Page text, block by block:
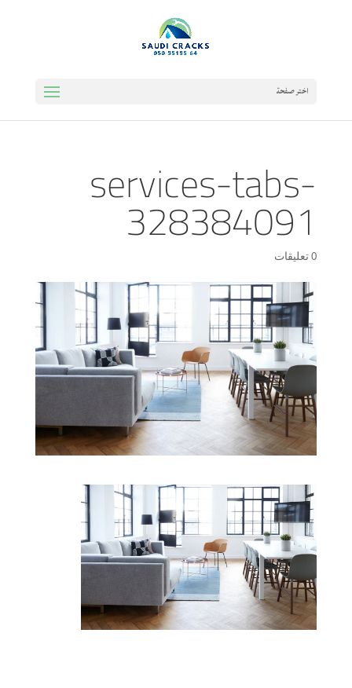
اختر صفحة
services-tabs-
3283840910 تعليقات